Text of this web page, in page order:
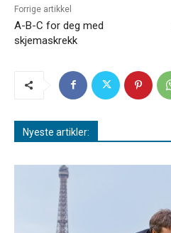
Forrige artikkel
A-B-C for deg med
skjemaskrekk
Nyeste artikler: